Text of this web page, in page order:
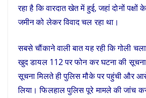
रहा है कि वारदात खेत में हुई, जहां दोनों
जमीन को लेकर विवाद चल रहा था।
सबसे चौंकाने वाली बात यह रही कि गोली
खुद डायल 112 पर फोन कर घटना की सूचना
सूचना मिलते ही पुलिस मौके पर पहुंची और
लिया। फिलहाल पुलिस पूरे मामले की जांच